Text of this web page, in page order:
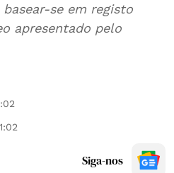
se em registo
apresentado pelo
Siga-nos